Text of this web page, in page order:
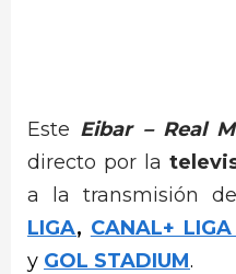
Este Eibar – Real
directo por la
a la transmisión
LIGA, CANAL+
y GOL STADIUM.